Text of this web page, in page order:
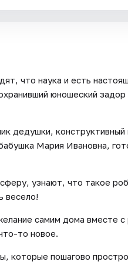
что наука и есть
юношеский
дедушки, конструктивный
Мария Ивановна,
узнают, что такое
весело!
самим дома вместе
то новое.
которые пошагово